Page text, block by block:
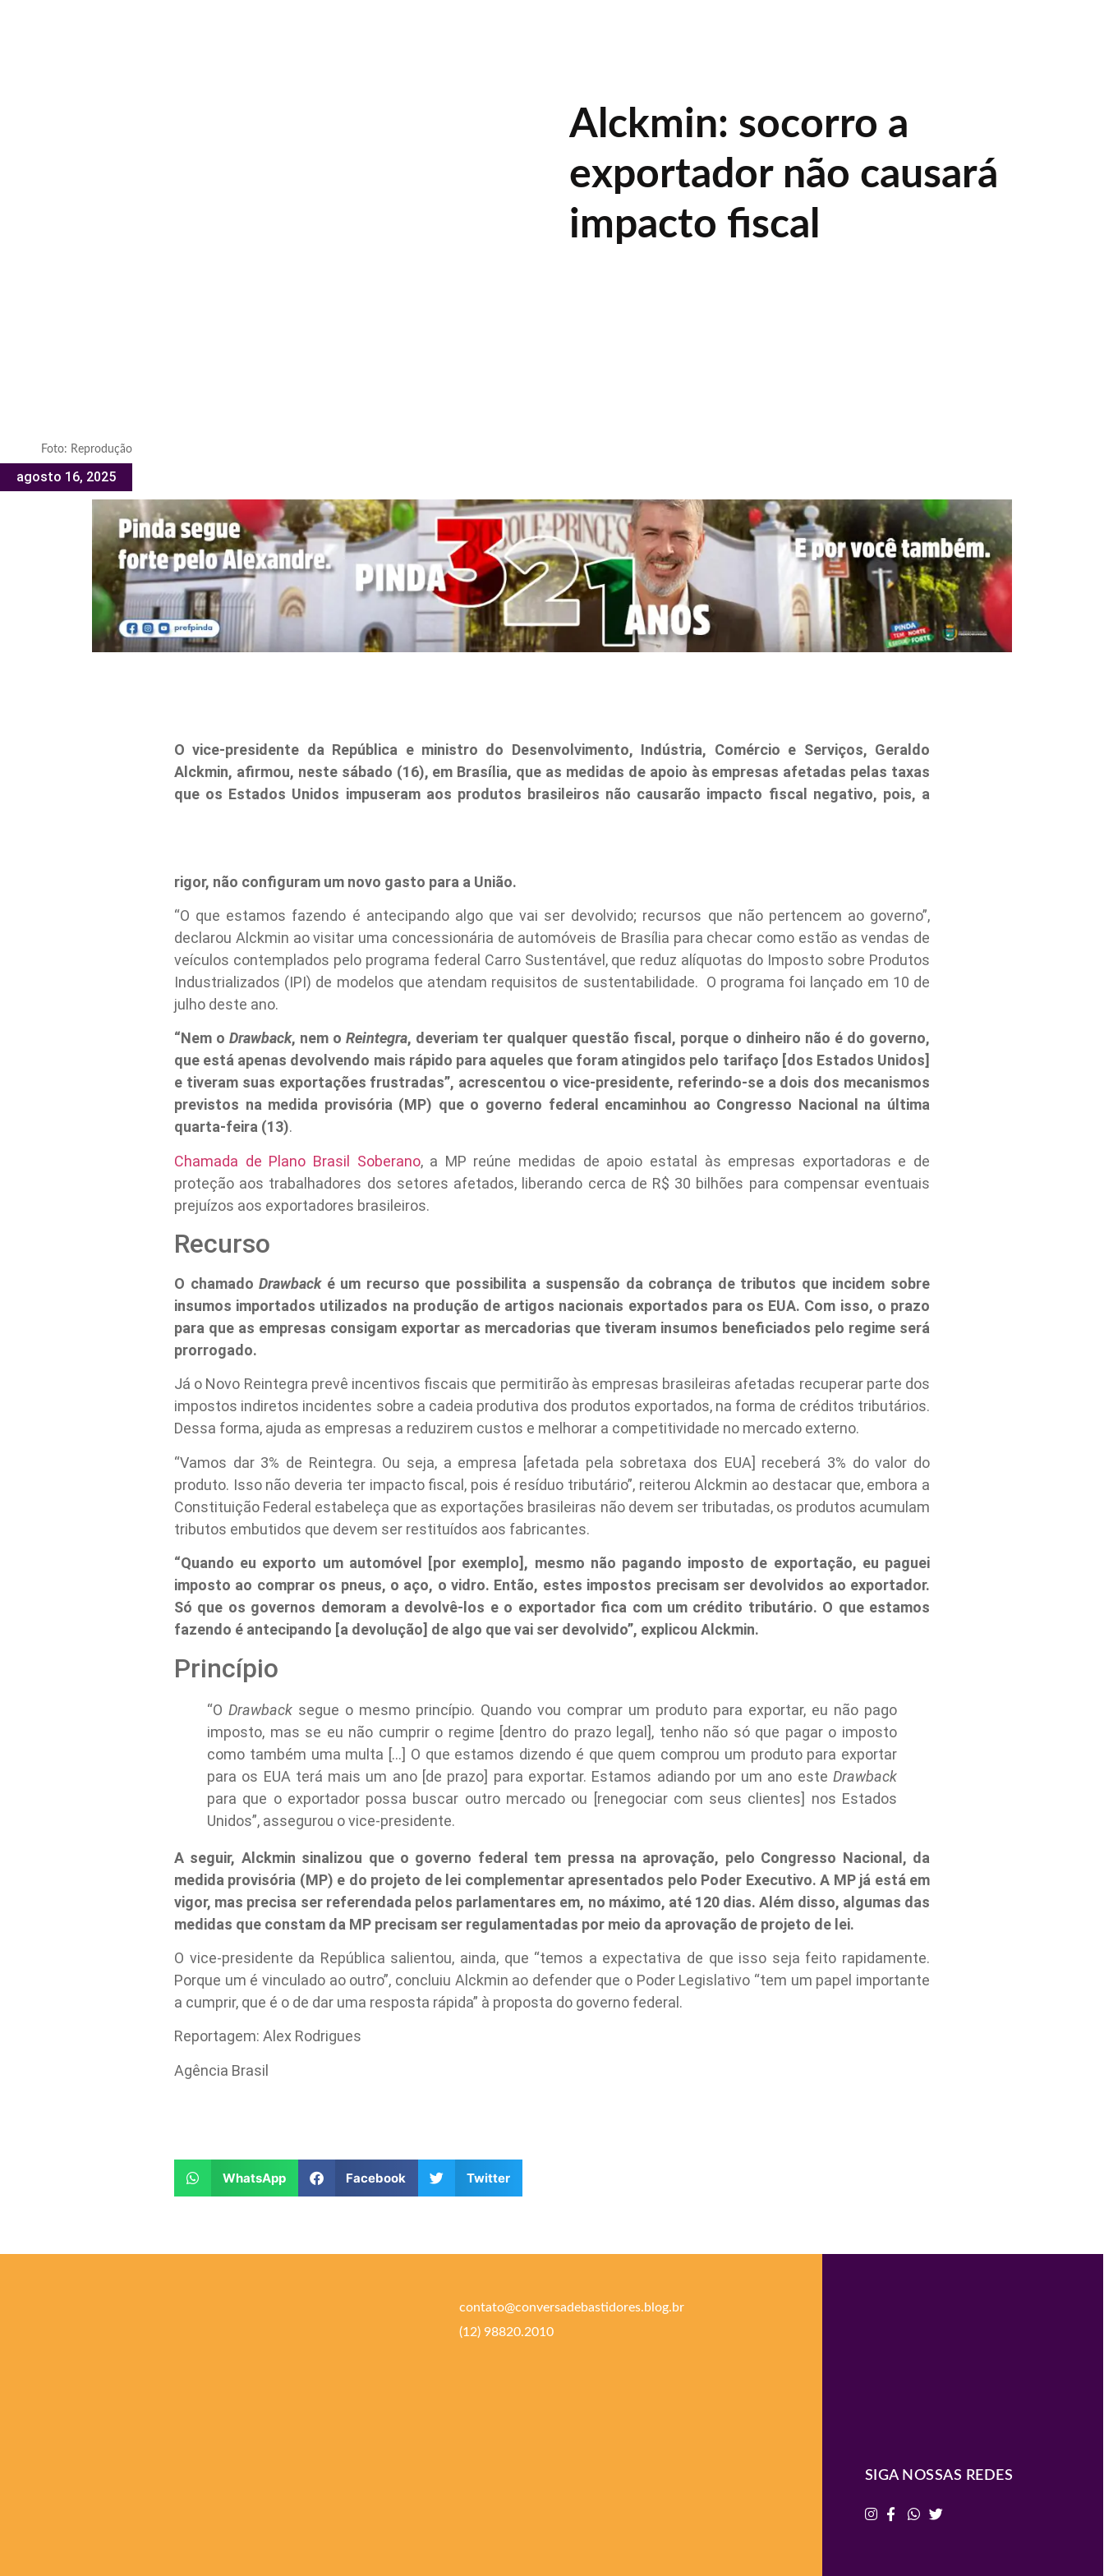
Foto: Reprodução
agosto 16, 2025
Alckmin: socorro a
exportador não causará
impacto fiscal
O vice-presidente da República e ministro do Desenvolvimento, Indústria, Comércio e Serviços, Geraldo
Alckmin, afirmou, neste sábado (16), em Brasília, que as medidas de apoio às empresas afetadas pelas taxas
que os Estados Unidos impuseram aos produtos brasileiros não causarão impacto fiscal negativo, pois, a
rigor, não configuram um novo gasto para a União.
“O que estamos fazendo é antecipando algo que vai ser devolvido; recursos que não pertencem ao governo”,
declarou Alckmin ao visitar uma concessionária de automóveis de Brasília para checar como estão as vendas de
veículos contemplados pelo programa federal Carro Sustentável, que reduz alíquotas do Imposto sobre Produtos
Industrializados (IPI) de modelos que atendam requisitos de sustentabilidade. O programa foi lançado em 10 de
julho deste ano.
“Nem o Drawback, nem o Reintegra, deveriam ter qualquer questão fiscal, porque o dinheiro não é do governo,
que está apenas devolvendo mais rápido para aqueles que foram atingidos pelo tarifaço [dos Estados Unidos]
e tiveram suas exportações frustradas”, acrescentou o vice-presidente, referindo-se a dois dos mecanismos
previstos na medida provisória (MP) que o governo federal encaminhou ao Congresso Nacional na última
quarta-feira (13).
Chamada de Plano Brasil Soberano, a MP reúne medidas de apoio estatal às empresas exportadoras e de
proteção aos trabalhadores dos setores afetados, liberando cerca de R$ 30 bilhões para compensar eventuais
prejuízos aos exportadores brasileiros.
Recurso
O chamadoDrawbacké um recurso que possibilita a suspensão da cobrança de tributos que incidem sobre
insumos importados utilizados na produção de artigos nacionais exportados para os EUA. Com isso, o prazo
para que as empresas consigam exportar as mercadorias que tiveram insumos beneficiados pelo regime será
prorrogado.
Já o Novo Reintegra prevê incentivos fiscais que permitirão às empresas brasileiras afetadas recuperar parte dos
impostos indiretos incidentes sobre a cadeia produtiva dos produtos exportados, na forma de créditos tributários.
Dessa forma, ajuda as empresas a reduzirem custos e melhorar a competitividade no mercado externo.
“Vamos dar 3% de Reintegra. Ou seja, a empresa [afetada pela sobretaxa dos EUA] receberá 3% do valor do
produto. Isso não deveria ter impacto fiscal, pois é resíduo tributário”, reiterou Alckmin ao destacar que, embora a
Constituição Federal estabeleça que as exportações brasileiras não devem ser tributadas, os produtos acumulam
tributos embutidos que devem ser restituídos aos fabricantes.
“Quando eu exporto um automóvel [por exemplo], mesmo não pagando imposto de exportação, eu paguei
imposto ao comprar os pneus, o aço, o vidro. Então, estes impostos precisam ser devolvidos ao exportador.
Só que os governos demoram a devolvê-los e o exportador fica com um crédito tributário. O que estamos
fazendo é antecipando [a devolução] de algo que vai ser devolvido”, explicou Alckmin.
Princípio
“O Drawback segue o mesmo princípio. Quando vou comprar um produto para exportar, eu não pago
imposto, mas se eu não cumprir o regime [dentro do prazo legal], tenho não só que pagar o imposto
como também uma multa […] O que estamos dizendo é que quem comprou um produto para exportar
para os EUA terá mais um ano [de prazo] para exportar. Estamos adiando por um ano este Drawback
para que o exportador possa buscar outro mercado ou [renegociar com seus clientes] nos Estados
Unidos”, assegurou o vice-presidente.
A seguir, Alckmin sinalizou que o governo federal tem pressa na aprovação, pelo Congresso Nacional, da
medida provisória (MP) e do projeto de lei complementar apresentados pelo Poder Executivo. A MP já está em
vigor, mas precisa ser referendada pelos parlamentares em, no máximo, até 120 dias. Além disso, algumas das
medidas que constam da MP precisam ser regulamentadas por meio da aprovação de projeto de lei.
O vice-presidente da República salientou, ainda, que “temos a expectativa de que isso seja feito rapidamente.
Porque um é vinculado ao outro”, concluiu Alckmin ao defender que o Poder Legislativo “tem um papel importante
a cumprir, que é o de dar uma resposta rápida” à proposta do governo federal.
Reportagem: Alex Rodrigues
Agência Brasil
WhatsApp Facebook Twitter
contato@conversadebastidores.blog.br
(12) 98820.2010
SIGA NOSSAS REDES